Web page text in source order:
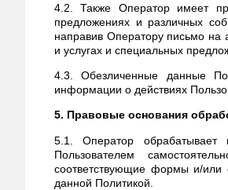
4.2. Также Оператор имеет
предложениях и различных
направив Оператору письмо на
и услугах и специальных
4.3. Обезличенные данные
информации о действиях
5. Правовые основания
5.1. Оператор обрабатывает
Пользователем
соответствующие формы и/или
данной Политикой.